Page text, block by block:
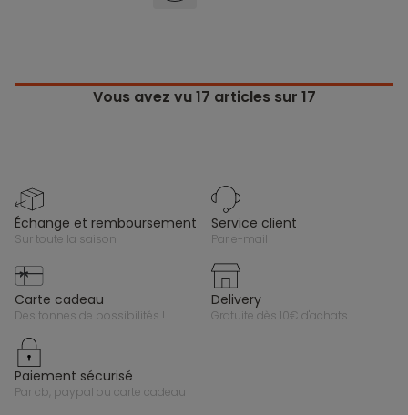
Vous avez vu17 articles sur 17
échange et remboursement
sur toute la saison
service client
par e-mail
carte cadeau
des tonnes de possibilités !
delivery
gratuite dès 10€ d'achats
paiement sécurisé
par cb, paypal ou carte cadeau